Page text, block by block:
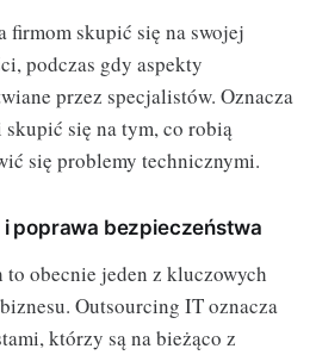
firmom skupić się na swojej
podczas gdy aspekty
przez specjalistów. Oznacza
skupić się na tym, co robią
się problemy technicznymi.
poprawa bezpieczeństwa
to obecnie jeden z kluczowych
Outsourcing IT oznacza
którzy są na bieżąco z